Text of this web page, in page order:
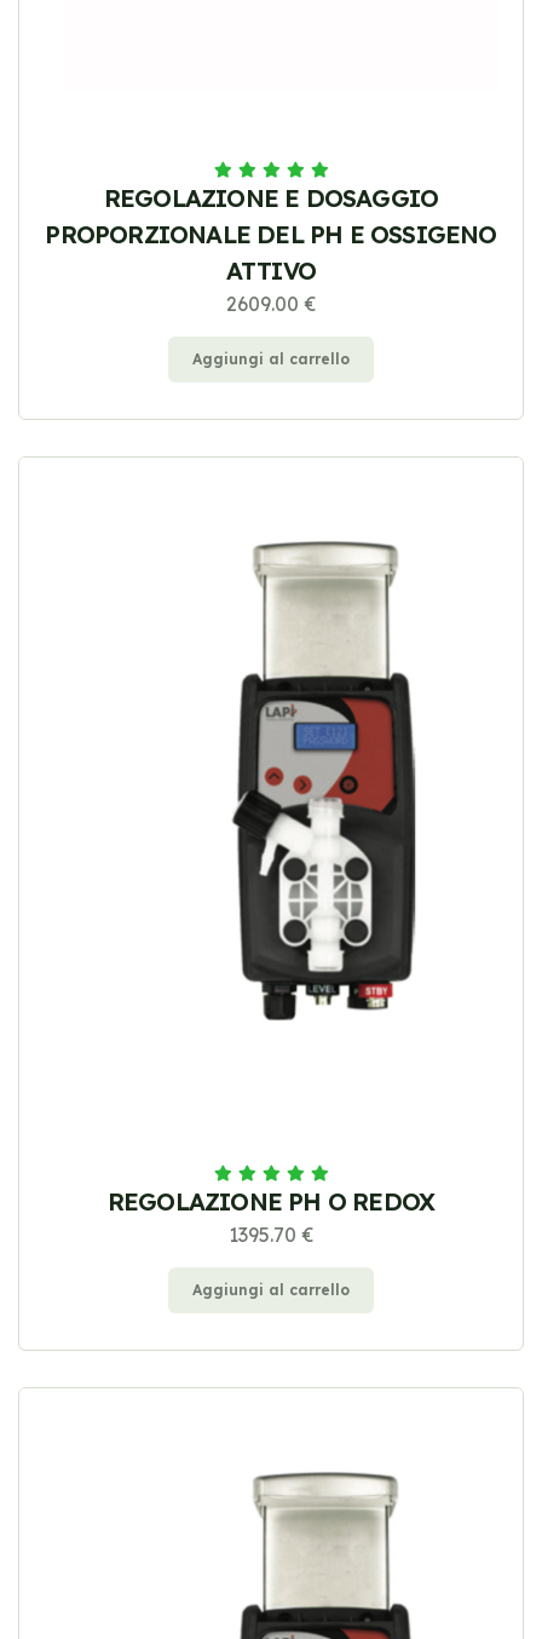
REGOLAZIONE E DOSAGGIO
PROPORZIONALE DEL PH E OSSIGENO
ATTIVO
2609.00 €
Aggiungi al carrello
REGOLAZIONE PH O REDOX
1395.70 €
Aggiungi al carrello